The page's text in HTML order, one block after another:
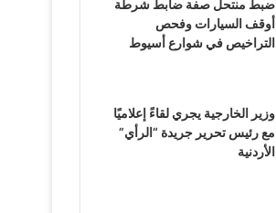
ضبط منتحل صفة ضابط شرطة
أوقف السيارات وفحص
التراخيص في شوارع أسيوط
وزير الخارجية يجري لقاءً إعلاميًا
مع رئيس تحرير جريدة “الرأي”
الأردنية